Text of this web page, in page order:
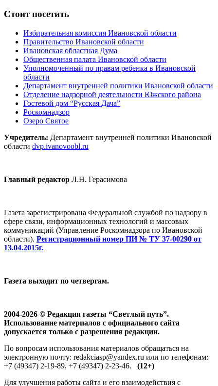
Стоит посетить
Избирательная комиссия Ивановской области
Правительство Ивановской области
Ивановская областная Дума
Общественная палата Ивановской области
Уполномоченный по правам ребенка в Ивановской
области
Департамент внутренней политики Ивановской области
Отделение надзорной деятельности Южского района
Гостевой дом “Русская Дача”
Роскомнадзор
Озеро Святое
Учредитель: Департамент внутренней политики Ивановской
области dvp.ivanovoobl.ru
Главный редактор Л.Н. Герасимова
Газета зарегистрирована Федеральной службой по надзору в
сфере связи, информационных технологий и массовых
коммуникаций (Управление Роскомнадзора по Ивановской
области). Регистрационный номер ПИ № ТУ 37-00290 от
13.04.2015г.
Газета выходит по четвергам.
2004-2026 © Редакция газеты “Светлый путь”.
Использование материалов с официального сайта
допускается только с разрешения редакции.
По вопросам использования материалов обращаться на
электронную почту: redakciasp@yandex.ru или по телефонам:
+7 (49347) 2-19-89, +7 (49347) 2-23-46. (12+)
Для улучшения работы сайта и его взаимодействия с